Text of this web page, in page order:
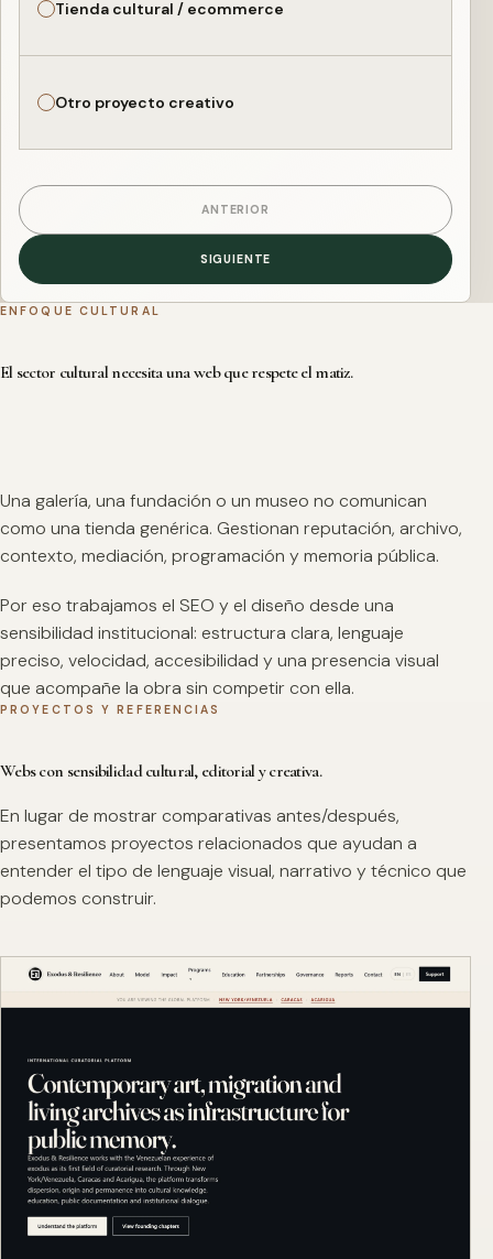
Tienda cultural / ecommerce
Otro proyecto creativo
ANTERIOR
SIGUIENTE
ENFOQUE CULTURAL
El sector cultural necesita una web que respete el matiz.
Una galería, una fundación o un museo no comunican
como una tienda genérica. Gestionan reputación, archivo,
contexto, mediación, programación y memoria pública.
Por eso trabajamos el SEO y el diseño desde una
sensibilidad institucional: estructura clara, lenguaje
preciso, velocidad, accesibilidad y una presencia visual
que acompañe la obra sin competir con ella.
PROYECTOS Y REFERENCIAS
Webs con sensibilidad cultural, editorial y creativa.
En lugar de mostrar comparativas antes/después,
presentamos proyectos relacionados que ayudan a
entender el tipo de lenguaje visual, narrativo y técnico que
podemos construir.